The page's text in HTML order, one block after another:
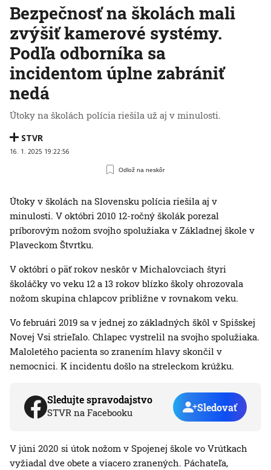
Bezpečnosť na školách mali
zvýšiť kamerové systémy.
Podľa odborníka sa
incidentom úplne zabrániť
nedá
Útoky na školách polícia riešila už aj v minulosti.
STVR
16. 1. 2025 19:22:56
Odlož na neskôr
Útoky v školách na Slovensku polícia riešila aj v
minulosti. V októbri 2010 12-ročný školák porezal
príborovým nožom svojho spolužiaka v Základnej škole v
Plaveckom Štvrtku.
V októbri o päť rokov neskôr v Michalovciach štyri
školáčky vo veku 12 a 13 rokov blízko školy ohrozovala
nožom skupina chlapcov približne v rovnakom veku.
Vo februári 2019 sa v jednej zo základných škôl v Spišskej
Novej Vsi strieľalo. Chlapec vystrelil na svojho spolužiaka.
Maloletého pacienta so zranením hlavy skončil v
nemocnici. K incidentu došlo na streleckom krúžku.
Sledujte spravodajstvo
STVR na Facebooku Sledovať
V júni 2020 si útok nožom v Spojenej škole vo Vrútkach
vyžiadal dve obete a viacero zranených. Páchateľa,